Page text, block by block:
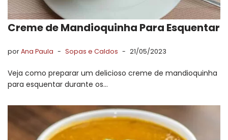
Creme de Mandioquinha Para Esquentar
porAna Paula Sopas e Caldos 21/05/2023
Veja como preparar um delicioso creme de mandioquinha
para esquentar durante os…